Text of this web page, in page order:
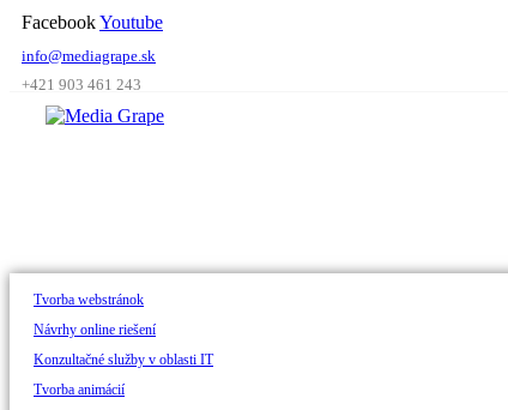
Skip
content
FacebookYoutube
info@mediagrape.sk
+421 903 461 243
Tvorba webstránok
Návrhy online riešení
Konzultačné služby v oblasti IT
Tvorba animácií